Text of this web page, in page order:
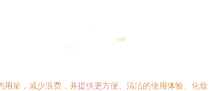
量，减少浪费，并提供更方便、清洁的使用体验。化妆